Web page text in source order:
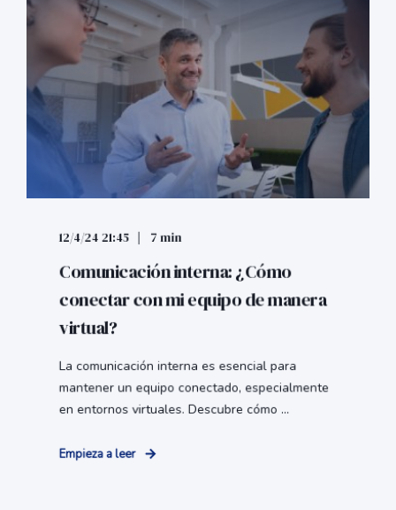
12/4/24 21:45 7 min
Comunicación interna: ¿Cómo
conectar con mi equipo de manera
virtual?
La comunicación interna es esencial para
mantener un equipo conectado, especialmente
en entornos virtuales. Descubre cómo ...
Empieza a leer